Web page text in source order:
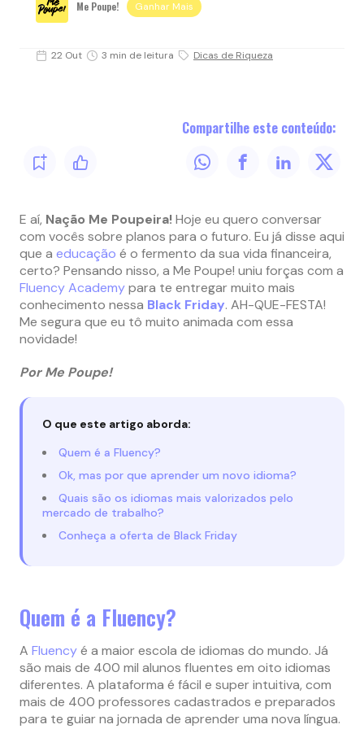
Me Poupe! Ganhar Mais
22 Out 3 min de leitura Dicas de Riqueza
Compartilhe este conteúdo:
E aí, Nação Me Poupeira!Hoje eu quero conversar
com vocês sobre planos para o futuro. Eu já disse aqui
que a educação é o fermento da sua vida financeira,
certo? Pensando nisso, a Me Poupe! uniu forças com a
Fluency Academypara te entregar muito mais
conhecimento nessa Black Friday. AH-QUE-FESTA!
Me segura que eu tô muito animada com essa
novidade!
Por Me Poupe!
O que este artigo aborda:
Quem é a Fluency?
Ok, mas por que aprender um novo idioma?
Quais são os idiomas mais valorizados pelo
mercado de trabalho?
Conheça a oferta de Black Friday
Quem é a Fluency?
A Fluencyé a maior escola de idiomas do mundo. Já
são mais de 400 mil alunos fluentes em oito idiomas
diferentes. A plataforma é fácil e super intuitiva, com
mais de 400 professores cadastrados e preparados
para te guiar na jornada de aprender uma nova língua.